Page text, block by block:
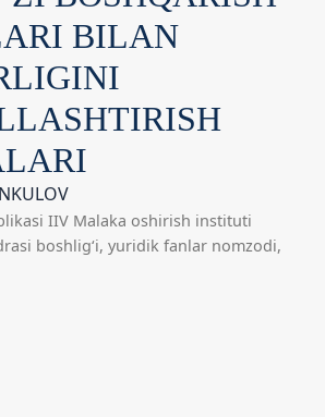
BILAN
IIV Malaka oshirish instituti
boshlig‘i, yuridik fanlar nomzodi,